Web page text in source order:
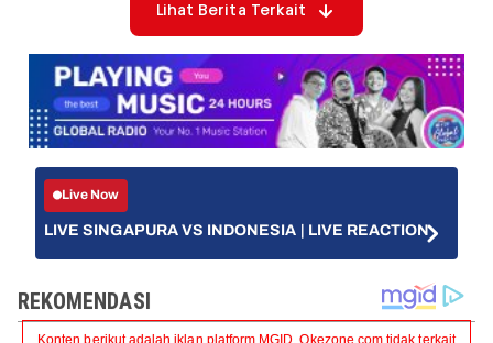
Lihat Berita Terkait
Live Now
LIVE SINGAPURA VS INDONESIA | LIVE REACTION